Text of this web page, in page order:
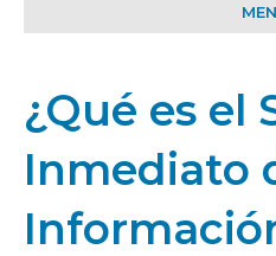
¿Qué es el
Inmediato